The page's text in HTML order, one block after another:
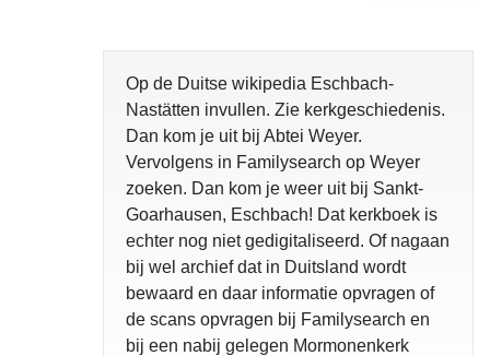
Op de Duitse wikipedia Eschbach-
Nastätten invullen. Zie kerkgeschiedenis.
Dan kom je uit bij Abtei Weyer.
Vervolgens in Familysearch op Weyer
zoeken. Dan kom je weer uit bij Sankt-
Goarhausen, Eschbach! Dat kerkboek is
echter nog niet gedigitaliseerd. Of nagaan
bij wel archief dat in Duitsland wordt
bewaard en daar informatie opvragen of
de scans opvragen bij Familysearch en
bij een nabij gelegen Mormonenkerk